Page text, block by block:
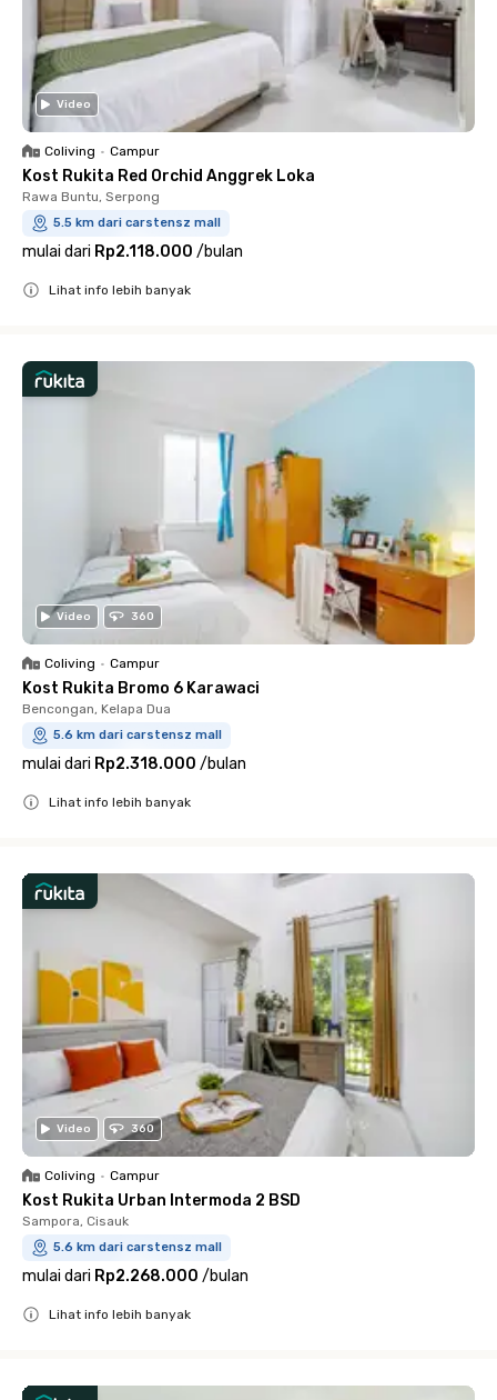
Video
Coliving • Campur
Kost Rukita Red Orchid Anggrek Loka
Rawa Buntu, Serpong
5.5 km dari carstensz mall
mulai dari Rp2.118.000 /bulan
Lihat info lebih banyak
Video 360
Coliving • Campur
Kost Rukita Bromo 6 Karawaci
Bencongan, Kelapa Dua
5.6 km dari carstensz mall
mulai dari Rp2.318.000 /bulan
Lihat info lebih banyak
Video 360
Coliving • Campur
Kost Rukita Urban Intermoda 2 BSD
Sampora, Cisauk
5.6 km dari carstensz mall
mulai dari Rp2.268.000 /bulan
Lihat info lebih banyak